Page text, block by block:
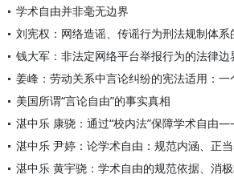
学术自由并非毫无边界
刘宪权：网络造谣、传谣行为刑法规制体系
钱大军：非法定网络平台举报行为的法律边
姜峰：劳动关系中言论纠纷的宪法适用：一
美国所谓“言论自由”的事实真相
湛中乐 尹婷：论学术自由：规范内涵、正
湛中乐 黄宇骁：学术自由的规范依据、消